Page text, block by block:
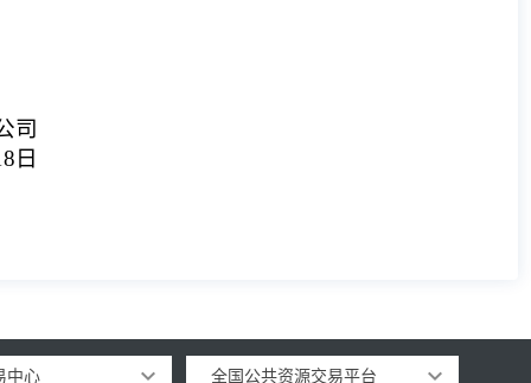
司
日
中心 全国公共资源交易平台